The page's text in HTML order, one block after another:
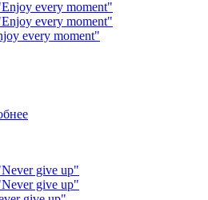
every moment"